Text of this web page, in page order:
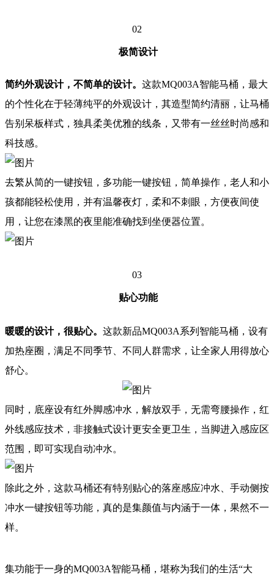
02
极简设计
简约外观设计，不简单的设计。 这款MQ003A智能马桶，最大
的个性化在于轻薄纯平的外观设计，其造型简约清丽，让马桶
告别呆板样式，独具柔美优雅的线条，又带有一丝丝时尚感和
科技感。
去繁从简的一键按钮，多功能一键按钮，简单操作，老人和小
孩都能轻松使用，并有温馨夜灯，柔和不刺眼，方便夜间使
用，让您在漆黑的夜里能准确找到坐便器位置。
03
贴心功能
暖暖的设计，很贴心。 这款新品MQ003A系列智能马桶，设有
加热座圈，满足不同季节、不同人群需求，让全家人用得放心
舒心。
同时，底座设有红外脚感冲水，解放双手，无需弯腰操作，红
外线感应技术，非接触式设计更安全更卫生，当脚进入感应区
范围，即可实现自动冲水。
除此之外，这款马桶还有特别贴心的落座感应冲水、手动侧按
冲水一键按钮等功能，真的是集颜值与内涵于一体，果然不一
样。
集功能于一身的MQ003A智能马桶，堪称为我们的生活“大